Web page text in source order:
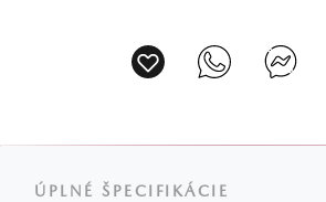
ÚPLNÉ ŠPECIFIKÁCIE